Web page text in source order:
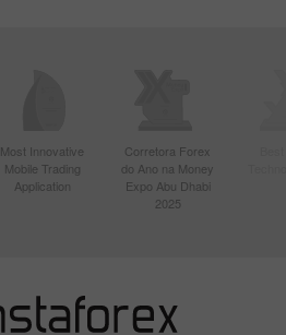
Most Innovative
Mobile Trading
Application
Corretora Forex
do Ano na Money
Expo Abu Dhabi
2025